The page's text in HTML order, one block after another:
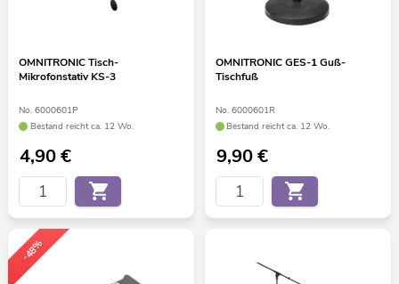
OMNITRONIC Tisch-
Mikrofonstativ KS-3
No. 6000601P
Bestand reicht ca. 12 Wo.
4,90€
OMNITRONIC GES-1 Guß-
Tischfuß
No. 6000601R
Bestand reicht ca. 12 Wo.
9,90€
-48%